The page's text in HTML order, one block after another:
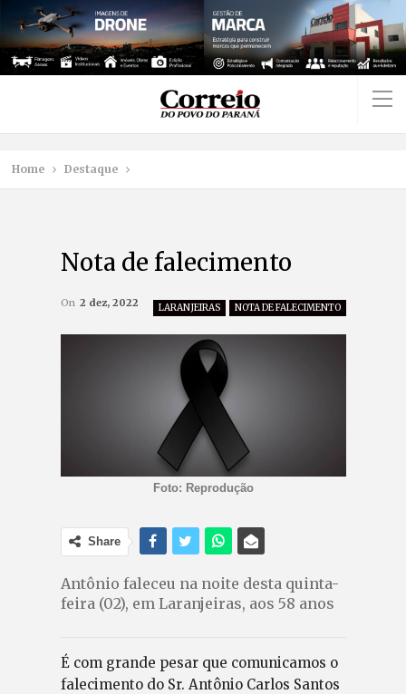
Home Destaque
Nota de falecimento
LARANJEIRAS NOTA DE FALECIMENTO
On 2 dez, 2022
Foto: Reprodução
Share
Antônio faleceu na noite desta quinta-
feira (02), em Laranjeiras, aos 58 anos
É com grande pesar que comunicamos o
falecimento do Sr. Antônio Carlos Santos